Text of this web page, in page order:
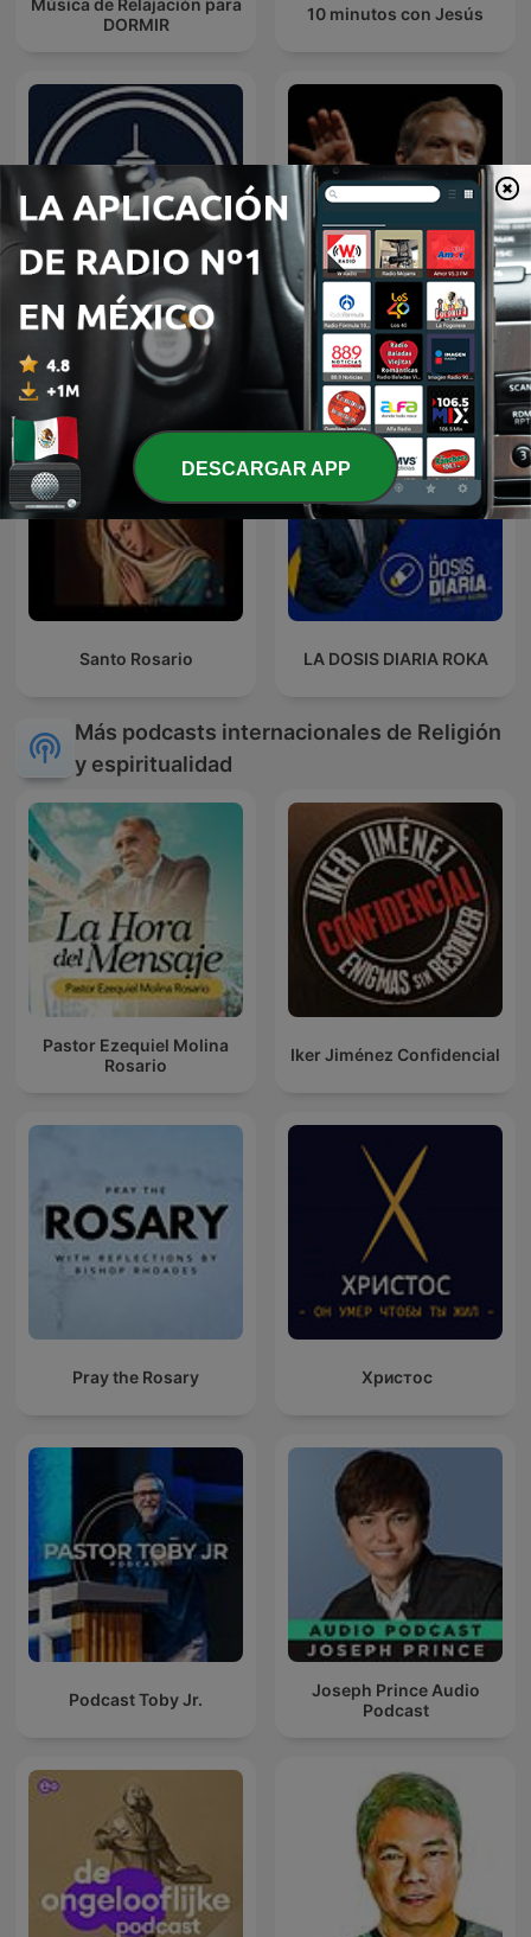
DORMIR
10 minutos con Jesús
Predicaciones Cristianas
EL AMOR QUE VALE on
Oneplace.com
Santo Rosario LA DOSIS DIARIA ROKA
Más podcasts internacionales de Religión
y espiritualidad
Pastor Ezequiel Molina
Rosario
Iker Jiménez Confidencial
Pray the Rosary Христос
Podcast Toby Jr.
Joseph Prince Audio
Podcast
DESCARGAR APP